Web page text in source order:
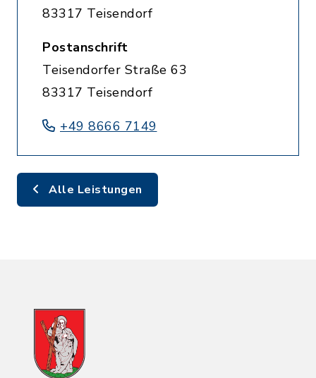
83317 Teisendorf
Postanschrift
Teisendorfer Straße 63
83317 Teisendorf
+49 8666 7149
Alle Leistungen